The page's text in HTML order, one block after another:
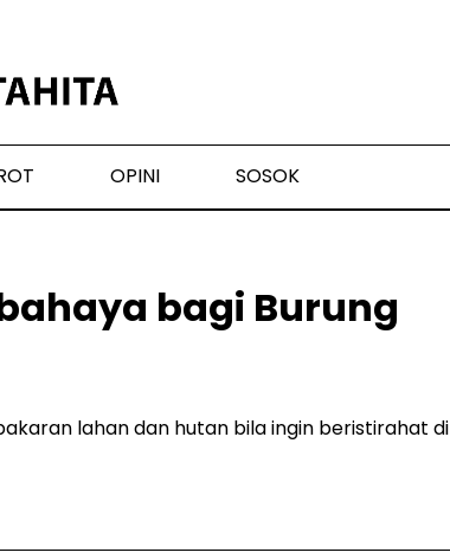
OPINI SOSOK
bagi Burung
lahan dan hutan bila ingin beristirahat di